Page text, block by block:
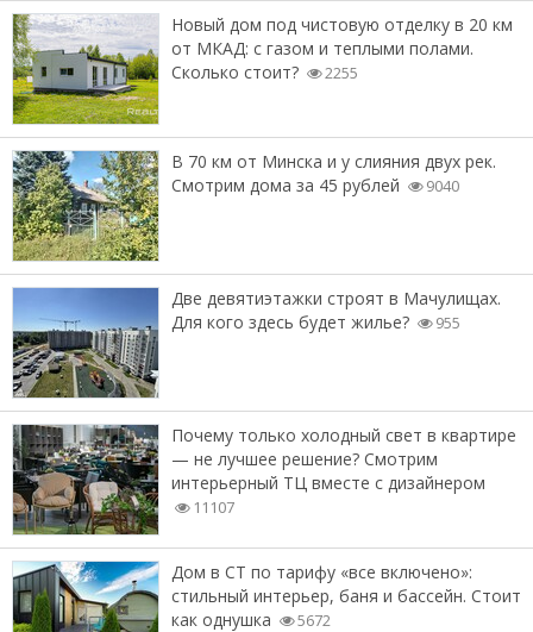
Новый дом под чистовую отделку в 20 км
от МКАД: с газом и теплыми полами.
Сколько стоит?
2255
В 70 км от Минска и у слияния двух рек.
Смотрим дома за 45 рублей
9040
Две девятиэтажки строят в Мачулищах.
Для кого здесь будет жилье?
955
Почему только холодный свет в квартире
— не лучшее решение? Смотрим
интерьерный ТЦ вместе с дизайнером
11107
Дом в СТ по тарифу «все включено»:
стильный интерьер, баня и бассейн. Стоит
как однушка
5672